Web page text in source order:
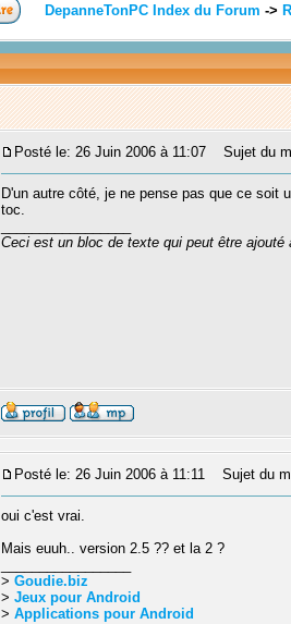
DepanneTonPC Index du Forum ->
Posté le: 26 Juin 2006 à 11:07 Sujet du
D'un autre côté, je ne pense pas que ce soit
toc.
Ceci est un bloc de texte qui peut être
Posté le: 26 Juin 2006 à 11:11 Sujet du
oui c'est vrai.
Mais euuh.. version 2.5 ?? et la 2 ?
>Goudie.biz
>Jeux pour Android
>Applications pour Android